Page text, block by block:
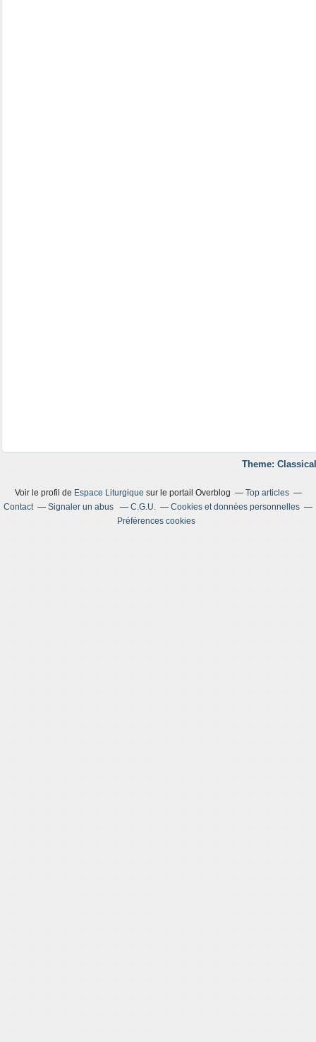
Theme:
Voir le profil de Espace Liturgiquesur le portail Overblog
Top articles
Contact
Signaler un abus C.G.U.
Cookies et données personnelles
Préférences cookies